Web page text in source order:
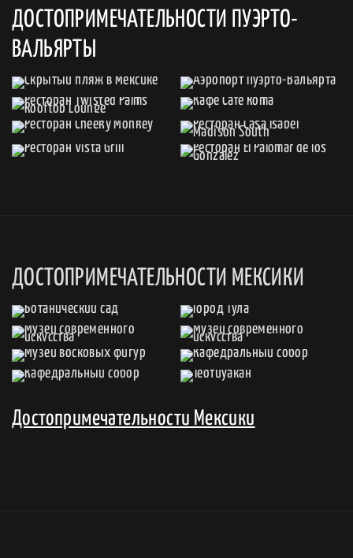
ДОСТОПРИМЕЧАТЕЛЬНОСТИ ПУЭРТО-
ВАЛЬЯРТЫ
ДОСТОПРИМЕЧАТЕЛЬНОСТИ МЕКСИКИ
Достопримечательности Мексики